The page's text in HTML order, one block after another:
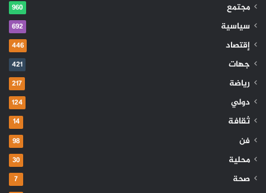
مجتمع 960
سياسية 692
إقتصاد 446
جهات 421
رياضة 217
دولي 124
ثقافة 14
فن 98
محلية 30
صحة 7